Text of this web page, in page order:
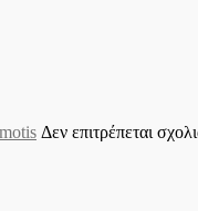
Δεν επιτρέπεται